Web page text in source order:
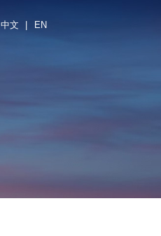
中文 | EN